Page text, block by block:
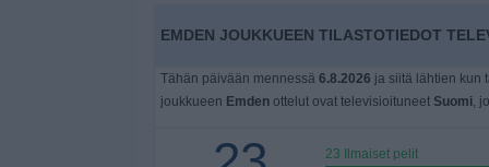
EMDEN JOUKKUEEN TILASTOTIEDOT
Tähän päivään mennessä 6.8.2026 ja siitä lähtien kun
joukkueen Emdenottelut ovat televisioituneet Suomi,
23 Ilmaiset pelit